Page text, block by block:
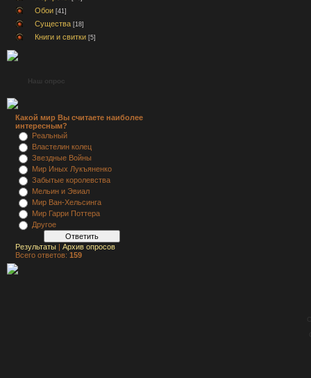
Обои [41]
Существа [18]
Книги и свитки [5]
Наш опрос
Какой мир Вы считаете наиболее
интересным?
Реальный
Властелин колец
Звездные Войны
Мир Иных Лукъяненко
Забытые королевства
Мельин и Эвиал
Мир Ван-Хельсинга
Мир Гарри Поттера
Другое
Результаты | Архив опросов
Всего ответов: 159